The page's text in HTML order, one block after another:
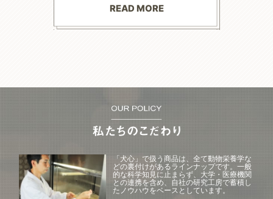
READ MORE
「犬心」で扱う商品は、全て動物栄養学な
どの裏付けがあるラインナップです。一般
的な科学知見に止まらず、大学・医療機関
との連携を含め、自社の研究工房で蓄積し
たノウハウをベースとしています。